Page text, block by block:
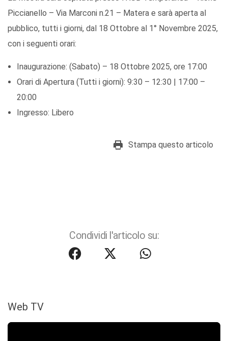
Piccianello – Via Marconi n.21 – Matera e sarà aperta al
pubblico, tutti i giorni, dal 18 Ottobre al 1° Novembre 2025,
con i seguenti orari:
Inaugurazione: (Sabato) – 18 Ottobre 2025, ore 17:00
Orari di Apertura (Tutti i giorni): 9:30 – 12:30 | 17:00 –
20:00
Ingresso: Libero
Stampa questo articolo
Condividi l'articolo su:
Web TV